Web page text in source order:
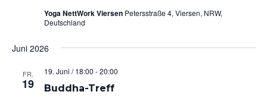
Yoga NettWork Viersen Petersstraße 4, Viersen, NRW,
Deutschland
Juni 2026
FR.
19 Buddha-Treff
19. Juni / 18:00 -20:00